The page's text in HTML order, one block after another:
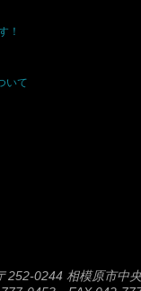
！
いて
252-0244 相模原市中